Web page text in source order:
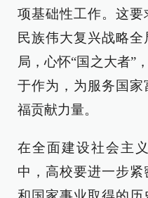
项基础性工作。这
民族伟大复兴战略
局，心怀“国之大者”
于作为，为服务国
福贡献力量。
在全面建设社会主
中，高校要进一步